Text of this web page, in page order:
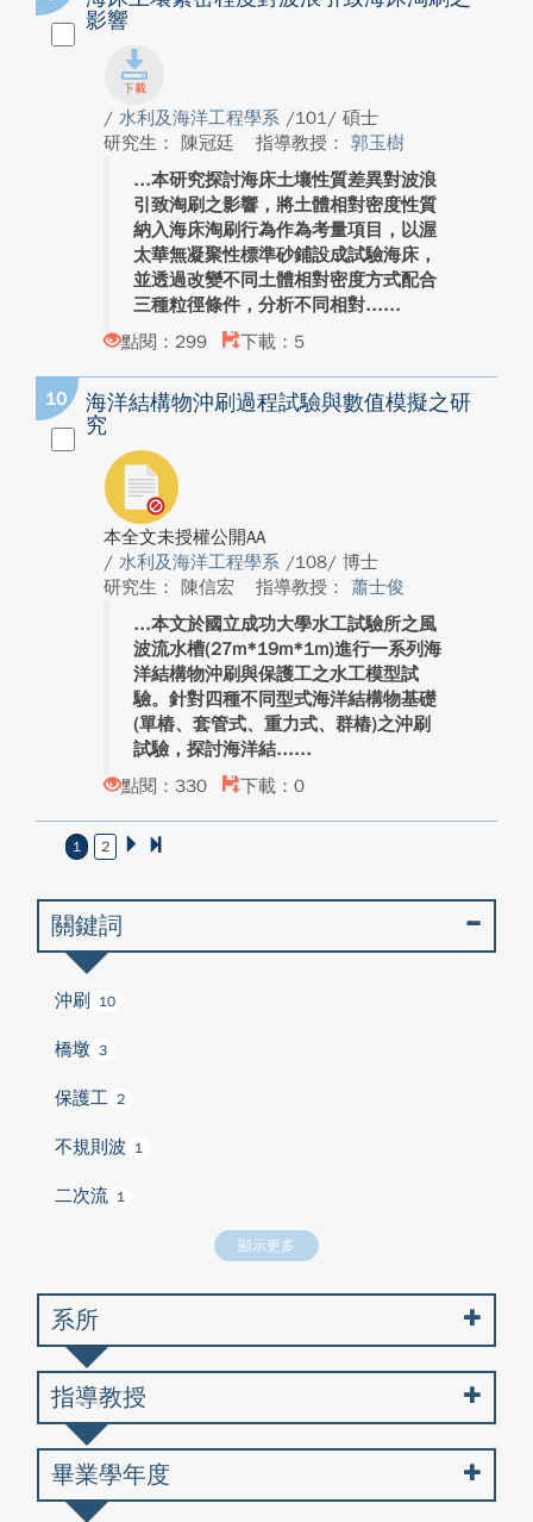
影響
/ 水利及海洋工程學系 /101/ 碩士
研究生： 陳冠廷
指導教授： 郭玉樹
本研究探討海床土壤性質差異對波浪
引致淘刷之影響，將土體相對密度性質
納入海床淘刷行為作為考量項目，以渥
太華無凝聚性標準砂鋪設成試驗海床，
並透過改變不同土體相對密度方式配合
三種粒徑條件，分析不同相對...
點閱：299
下載：5
10
海洋結構物沖刷過程試驗與數值模擬之研
究
本全文未授權公開AA
/ 水利及海洋工程學系 /108/ 博士
研究生： 陳信宏
指導教授： 蕭士俊
本文於國立成功大學水工試驗所之風
波流水槽(27m*19m*1m)進行一系列海
洋結構物沖刷與保護工之水工模型試
驗。針對四種不同型式海洋結構物基礎
(單樁、套管式、重力式、群樁)之沖刷
試驗，探討海洋結...
點閱：330
下載：0
1 2
關鍵詞
沖刷 10
橋墩 3
保護工 2
不規則波 1
二次流 1
顯示更多
系所
指導教授
畢業學年度